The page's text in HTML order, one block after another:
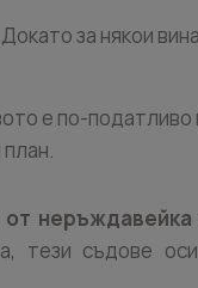
Докато за някои
е по-податливо
от неръждавейка
тези съдове